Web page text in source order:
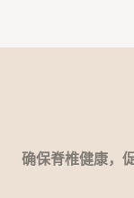
确保脊椎健康，